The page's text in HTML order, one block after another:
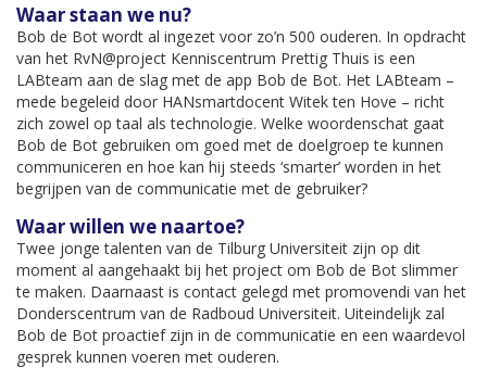
Waar staan we nu?
Bob de Bot wordt al ingezet voor zo’n 500 ouderen. In opdracht
van het RvN@project Kenniscentrum Prettig Thuis is een
LABteam aan de slag met de app Bob de Bot. Het LABteam –
mede begeleid door HANsmartdocent Witek ten Hove – richt
zich zowel op taal als technologie. Welke woordenschat gaat
Bob de Bot gebruiken om goed met de doelgroep te kunnen
communiceren en hoe kan hij steeds ‘smarter’ worden in het
begrijpen van de communicatie met de gebruiker?
Waar willen we naartoe?
Twee jonge talenten van de Tilburg Universiteit zijn op dit
moment al aangehaakt bij het project om Bob de Bot slimmer
te maken. Daarnaast is contact gelegd met promovendi van het
Donderscentrum van de Radboud Universiteit. Uiteindelijk zal
Bob de Bot proactief zijn in de communicatie en een waardevol
gesprek kunnen voeren met ouderen.